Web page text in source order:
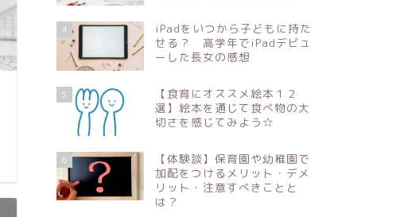
4
iPadをいつから子どもに持た
せる？ 高学年でiPadデビュ
ーした長女の感想
5
【食育にオススメ絵本１２
選】絵本を通じて食べ物の大
切さを感じてみよう☆
6
【体験談】保育園や幼稚園で
加配をつけるメリット・デメ
リット・注意すべきことと
は？